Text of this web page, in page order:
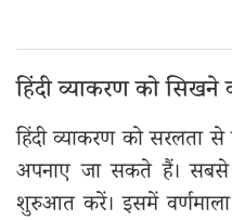
हिंदी व्याकरण को सिखने
हिंदी व्याकरण को सरलता
अपनाए जा सकते हैं।
शुरुआत करें। इसमें